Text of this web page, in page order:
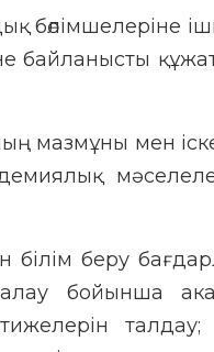
байланысты
мазмұны мен
білім беру
бойынша